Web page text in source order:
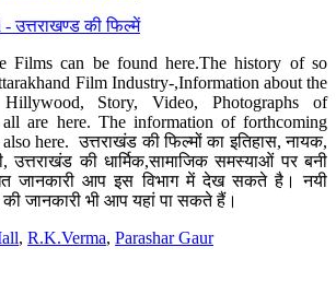
उत्तराखण्ड की फिल्में
Films can be found here.The history of so
Film Industry-,Information about the
Story, Video, Photographs of
are here. The information of forthcoming
here. उत्तराखंड की फिल्मों का इतिहास, नायक,
उत्तराखंड की धार्मिक,सामाजिक समस्याओं पर बनी
जानकारी आप इस विभाग में देख सकते है। नयी
की जानकारी भी आप यहां पा सकते हैं।
, R.K.Verma, Parashar Gaur